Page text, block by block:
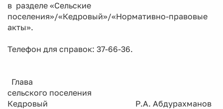
в разделе «Сельские
поселения»/«Кедровый»/«Нормативно-правовые
акты».
Телефон для справок: 37-66-36.
Глава
сельского поселения
Кедровый Р.А. Абдурахманов